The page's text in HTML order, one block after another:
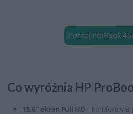
Poznaj ProBook
Co wyróżnia HP
15,6” ekran Full HD – komfortowa